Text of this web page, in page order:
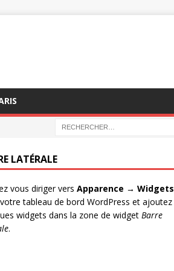
LATÉRALE
vous diriger vers Apparence → Widgets
tableau de bord WordPress et ajoutez
widgets dans la zone de widget Barre
.